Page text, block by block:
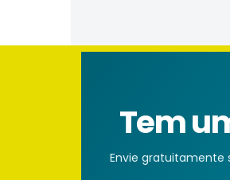
Tem
Envie gratuitamente